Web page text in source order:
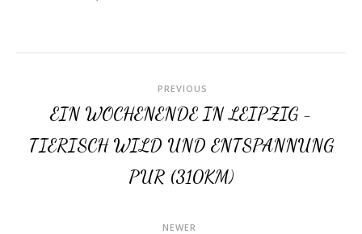
PREVIOUS
EIN WOCHENENDE IN LEIPZIG -
TIERISCH WILD UND ENTSPANNUNG
PUR (310KM)
NEWER